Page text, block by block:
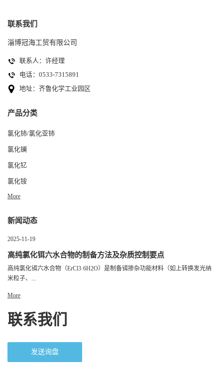
联系我们
淄博冠海工贸有限公司
联系人：许经理
电话：0533-7315891
地址：齐鲁化学工业园区
产品分类
氯化铈/氯化亚铈
氯化镧
氯化钇
氯化铵
More
新闻动态
2025-11-19
高纯氯化铒六水合物的制备方法及杂质控制要点
高纯氯化铒六水合物（ErCl3·6H2O）是制备铒掺杂功能材料（如上转换发光纳
米粒子、...
More
联系我们
发送询盘